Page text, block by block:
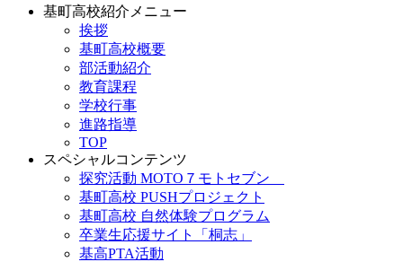
基町高校紹介メニュー
挨拶
基町高校概要
部活動紹介
教育課程
学校行事
進路指導
TOP
スペシャルコンテンツ
探究活動 MOTO７モトセブン
基町高校 PUSHプロジェクト
基町高校 自然体験プログラム
卒業生応援サイト「桐志」
基高PTA活動